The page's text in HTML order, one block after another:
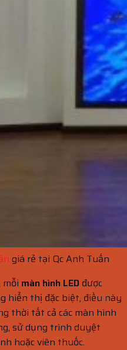
giá rẻ tại Qc Anh Tuấn
mỗi màn hình LED được
hiển thị đặc biệt, điều này
thời tất cả các màn hình
sử dụng trình duyệt
hoặc viên thuốc.